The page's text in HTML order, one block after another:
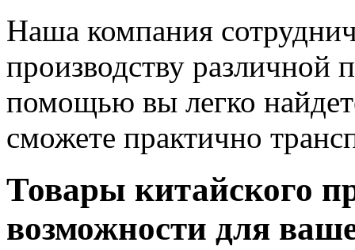
Наша компания
производству
помощью вы легко
сможете практично
Товары китайского
возможности для